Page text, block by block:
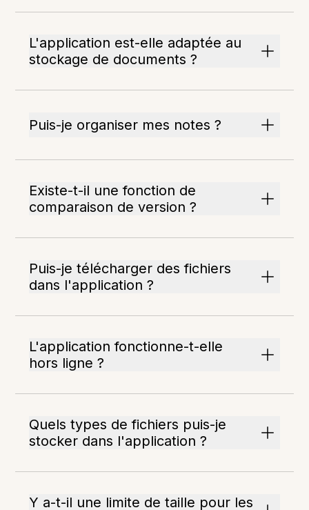
L'application est-elle adaptée au
stockage de documents ?
Puis-je organiser mes notes ?
Existe-t-il une fonction de
comparaison de version ?
Puis-je télécharger des fichiers
dans l'application ?
L'application fonctionne-t-elle
hors ligne ?
Quels types de fichiers puis-je
stocker dans l'application ?
Y a-t-il une limite de taille pour les